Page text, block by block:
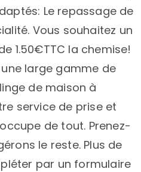
Le repassage de
Vous souhaitez un
1.50€TTC la chemise!
large gamme de
de maison à
service de prise et
de tout. Prenez-
le reste. Plus de
par un formulaire